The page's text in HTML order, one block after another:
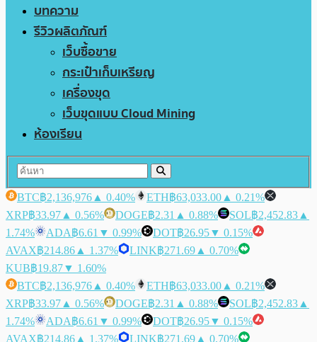
บทความ
รีวิวผลิตภัณฑ์
เว็บซื้อขาย
กระเป๋าเก็บเหรียญ
เครื่องขุด
เว็บขุดแบบ Cloud Mining
ห้องเรียน
BTC฿2,136,976 ▲ 0.40% ETH฿63,033.00 ▲ 0.21%
XRP฿33.97 ▲ 0.56% DOGE฿2.31 ▲ 0.88% SOL฿2,452.83 ▲
1.74%
ADA฿6.61 ▼ 0.99% DOT฿26.95▼ 0.15%
AVAX฿214.86 ▲ 1.37% LINK฿271.69 ▲ 0.70%
KUB฿19.87▼ 1.60%
BTC฿2,136,976 ▲ 0.40% ETH฿63,033.00 ▲ 0.21%
XRP฿33.97 ▲ 0.56% DOGE฿2.31 ▲ 0.88% SOL฿2,452.83 ▲
1.74%
ADA฿6.61 ▼ 0.99% DOT฿26.95▼ 0.15%
AVAX฿214.86 ▲ 1.37% LINK฿271.69 ▲ 0.70%